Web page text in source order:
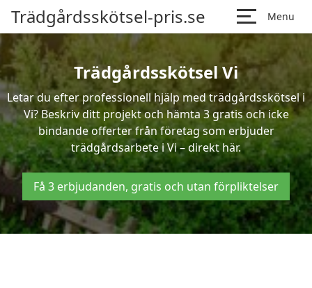
Trädgårdsskötsel-pris.se Menu
Trädgårdsskötsel Vi
Letar du efter professionell hjälp med trädgårdsskötsel i
Vi? Beskriv ditt projekt och hämta 3 gratis och icke
bindande offerter från företag som erbjuder
trädgårdsarbete i Vi – direkt här.
Få 3 erbjudanden, gratis och utan förpliktelser